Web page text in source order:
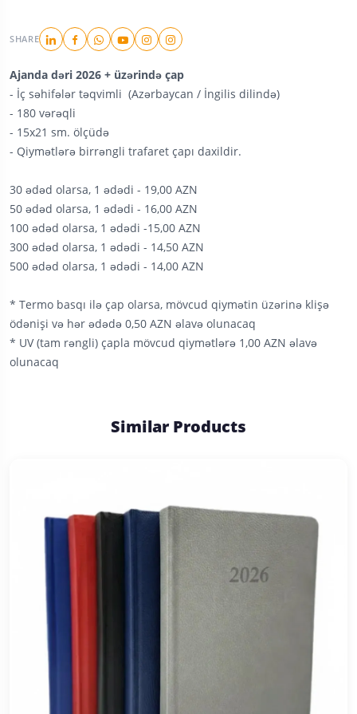
SHARE
Ajanda dəri 2026 + üzərində çap
- İç səhifələr təqvimli (Azərbaycan / İngilis dilində)
- 180 vərəqli
- 15x21 sm. ölçüdə
- Qiymətlərə birrəngli trafaret çapı daxildir.
30 ədəd olarsa, 1 ədədi - 19,00 AZN
50 ədəd olarsa, 1 ədədi - 16,00 AZN
100 ədəd olarsa, 1 ədədi -15,00 AZN
300 ədəd olarsa, 1 ədədi - 14,50 AZN
500 ədəd olarsa, 1 ədədi - 14,00 AZN
* Termo basqı ilə çap olarsa, mövcud qiymətin üzərinə klişə
ödənişi və hər ədədə 0,50 AZN əlavə olunacaq
* UV (tam rəngli) çapla mövcud qiymətlərə 1,00 AZN əlavə
olunacaq
Similar Products